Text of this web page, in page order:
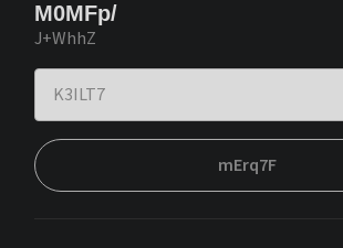
M0MFp/
J+WhhZ
mErq7F